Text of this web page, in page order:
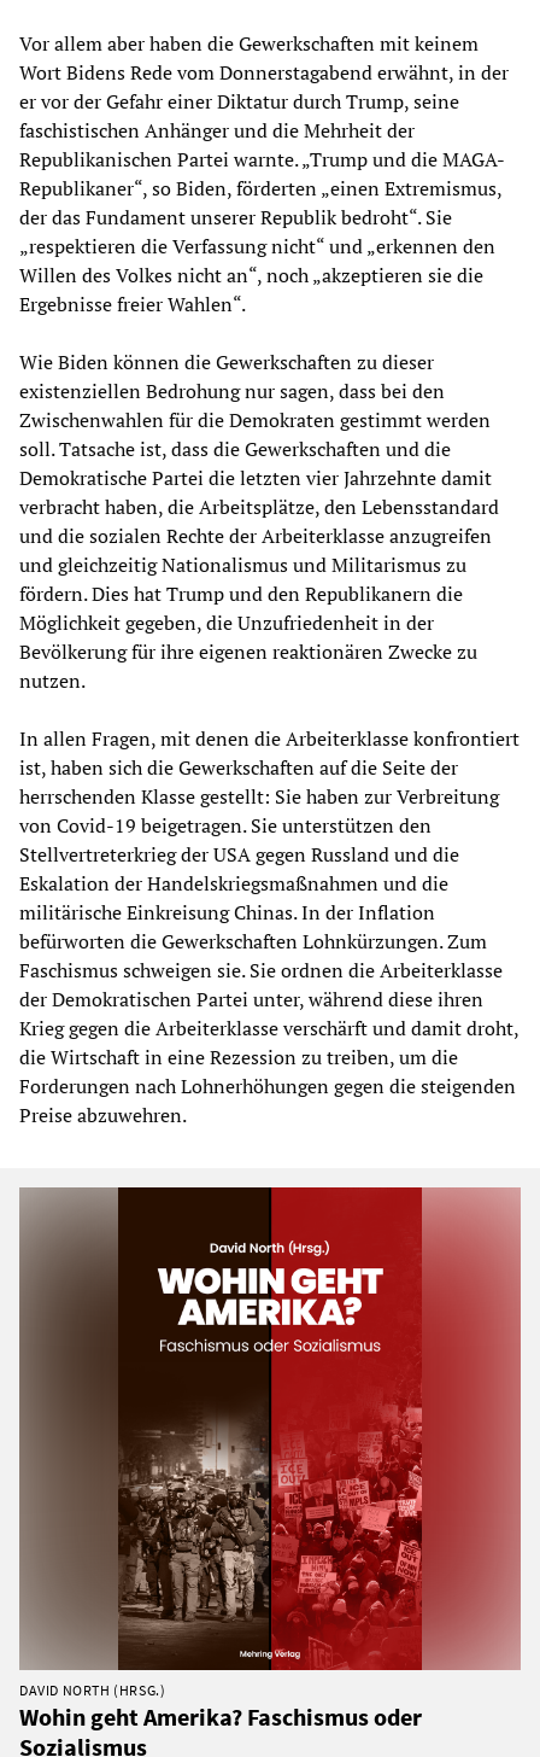
Vor allem aber haben die Gewerkschaften mit keinem
Wort Bidens Rede vom Donnerstagabend erwähnt, in der
er vor der Gefahr einer Diktatur durch Trump, seine
faschistischen Anhänger und die Mehrheit der
Republikanischen Partei warnte. „Trump und die MAGA-
Republikaner“, so Biden, förderten „einen Extremismus,
der das Fundament unserer Republik bedroht“. Sie
„respektieren die Verfassung nicht“ und „erkennen den
Willen des Volkes nicht an“, noch „akzeptieren sie die
Ergebnisse freier Wahlen“.
Wie Biden können die Gewerkschaften zu dieser
existenziellen Bedrohung nur sagen, dass bei den
Zwischenwahlen für die Demokraten gestimmt werden
soll. Tatsache ist, dass die Gewerkschaften und die
Demokratische Partei die letzten vier Jahrzehnte damit
verbracht haben, die Arbeitsplätze, den Lebensstandard
und die sozialen Rechte der Arbeiterklasse anzugreifen
und gleichzeitig Nationalismus und Militarismus zu
fördern. Dies hat Trump und den Republikanern die
Möglichkeit gegeben, die Unzufriedenheit in der
Bevölkerung für ihre eigenen reaktionären Zwecke zu
nutzen.
In allen Fragen, mit denen die Arbeiterklasse konfrontiert
ist, haben sich die Gewerkschaften auf die Seite der
herrschenden Klasse gestellt: Sie haben zur Verbreitung
von Covid-19 beigetragen. Sie unterstützen den
Stellvertreterkrieg der USA gegen Russland und die
Eskalation der Handelskriegsmaßnahmen und die
militärische Einkreisung Chinas. In der Inflation
befürworten die Gewerkschaften Lohnkürzungen. Zum
Faschismus schweigen sie. Sie ordnen die Arbeiterklasse
der Demokratischen Partei unter, während diese ihren
Krieg gegen die Arbeiterklasse verschärft und damit droht,
die Wirtschaft in eine Rezession zu treiben, um die
Forderungen nach Lohnerhöhungen gegen die steigenden
Preise abzuwehren.
DAVID NORTH (HRSG.)
Wohin geht Amerika? Faschismus oder
Sozialismus